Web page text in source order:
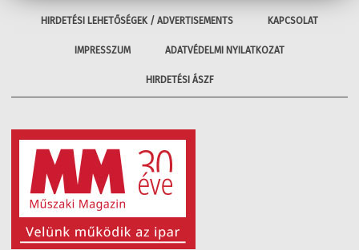
HIRDETÉSI LEHETŐSÉGEK / ADVERTISEMENTS KAPCSOLAT
IMPRESSZUM ADATVÉDELMI NYILATKOZAT
HIRDETÉSI ÁSZF